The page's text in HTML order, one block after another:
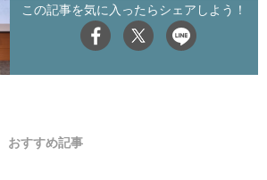
この記事を気に入ったらシェアしよう！
おすすめ記事